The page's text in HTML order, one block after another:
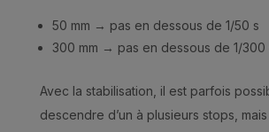
50 mm → pas en dessous de 1/50 s
300 mm → pas en dessous de 1/300
Avec la stabilisation, il est parfois
descendre d’un à plusieurs stops,